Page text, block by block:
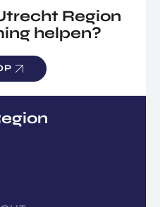
Region
helpen?